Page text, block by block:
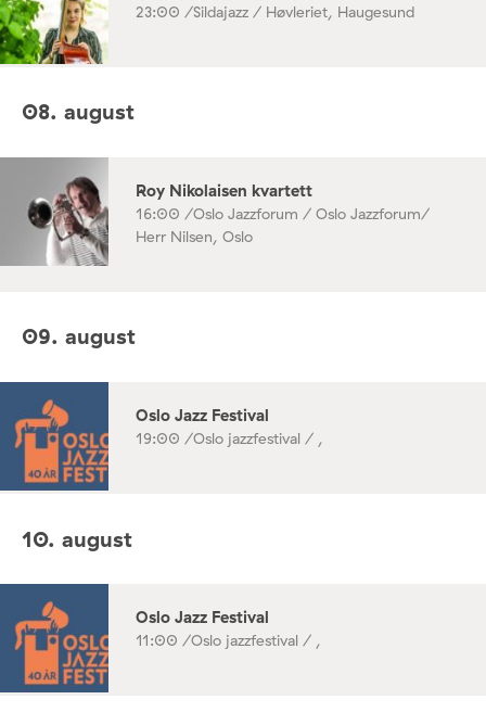
23:00 /Sildajazz / Høvleriet, Haugesund
08. august
Roy Nikolaisen kvartett
16:00 /Oslo Jazzforum / Oslo Jazzforum/
Herr Nilsen, Oslo
09. august
Oslo Jazz Festival
19:00 /Oslo jazzfestival / ,
10. august
Oslo Jazz Festival
11:00 /Oslo jazzfestival / ,